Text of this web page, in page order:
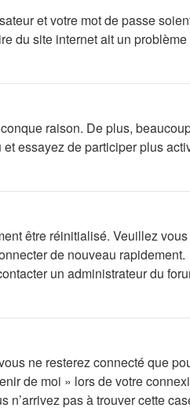
et votre mot de passe
site internet ait un
raison. De plus,
essayez de participer plus
être réinitialisé. Veuillez
de nouveau rapidement.
un administrateur du
ne resterez connecté que
de moi » lors de votre
pas à trouver cette